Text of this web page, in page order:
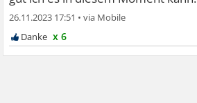
26.11.2023 17:51 •
x 6